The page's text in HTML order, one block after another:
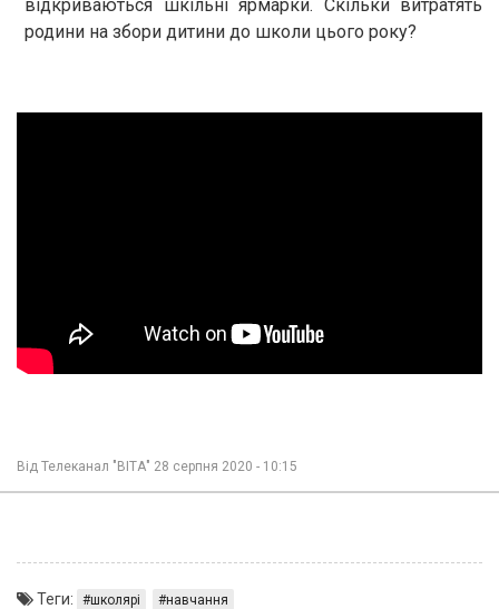
відкриваються шкільні ярмарки. Скільки витратять
родини на збори дитини до школи цього року?
Від Телеканал "ВІТА" 28 серпня 2020 - 10:15
Теги: школярі навчання